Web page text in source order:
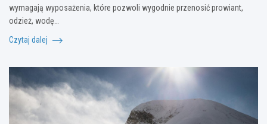
wymagają wyposażenia, które pozwoli wygodnie przenosić prowiant,
odzież, wodę…
Czytaj dalej